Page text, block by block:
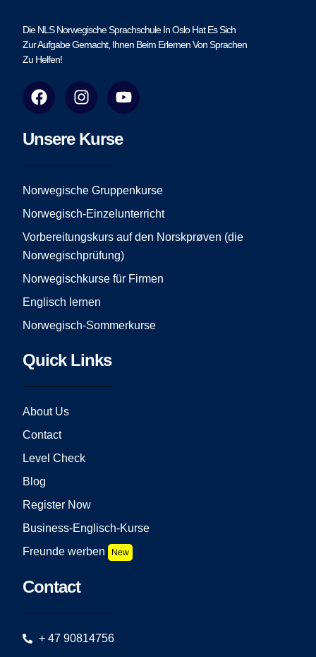
Die NLS Norwegische Sprachschule In Oslo Hat Es Sich
Zur Aufgabe Gemacht, Ihnen Beim Erlernen Von Sprachen
Zu Helfen!
F
a
e
o
o
I
n
t
g
r
m
Y
o
t
e
Unsere Kurse
Norwegische Gruppenkurse
Norwegisch-Einzelunterricht
Vorbereitungskurs auf den Norskprøven (die
Norwegischprüfung)
Norwegischkurse für Firmen
Englisch lernen
Norwegisch-Sommerkurse
Quick Links
About Us
Contact
Level Check
Blog
Register Now
Business-Englisch-Kurse
Freunde werben
New
Contact
+ 47 90814756